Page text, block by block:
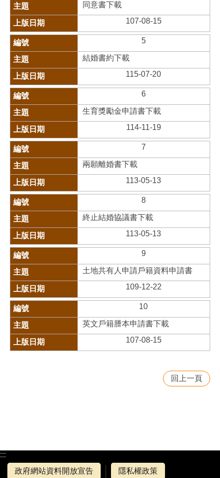
同意書下載
107-08-15
5
結婚書約下載
115-07-20
6
生育獎勵金申請書下載
114-11-19
7
兩願離婚書下載
113-05-13
8
終止結婚協議書下載
113-05-13
9
土地共有人申請戶籍資料申請書
109-12-22
10
英文戶籍謄本申請書下載
107-08-15
回上一頁
:::
政府網站資料開放宣告
隱私權政策